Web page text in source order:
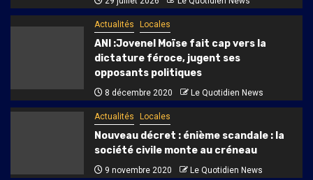
Actualités Locales
ANI :Jovenel Moïse fait cap vers la
dictature féroce, jugent ses
opposants politiques
8 décembre 2020 Le Quotidien News
Actualités Locales
Nouveau décret : énième scandale : la
société civile monte au créneau
9 novembre 2020 Le Quotidien News